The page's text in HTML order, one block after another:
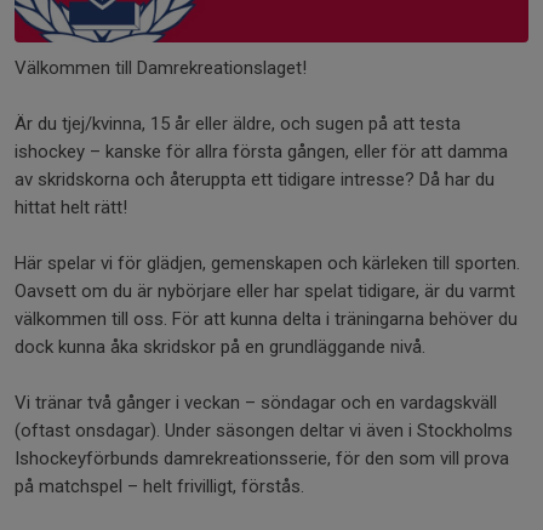
Välkommen till Damrekreationslaget!
Är du tjej/kvinna, 15 år eller äldre, och sugen på att testa
ishockey – kanske för allra första gången, eller för att damma
av skridskorna och återuppta ett tidigare intresse? Då har du
hittat helt rätt!
Här spelar vi för glädjen, gemenskapen och kärleken till sporten.
Oavsett om du är nybörjare eller har spelat tidigare, är du varmt
välkommen till oss. För att kunna delta i träningarna behöver du
dock kunna åka skridskor på en grundläggande nivå.
Vi tränar två gånger i veckan – söndagar och en vardagskväll
(oftast onsdagar). Under säsongen deltar vi även i Stockholms
Ishockeyförbunds damrekreationsserie, för den som vill prova
på matchspel – helt frivilligt, förstås.